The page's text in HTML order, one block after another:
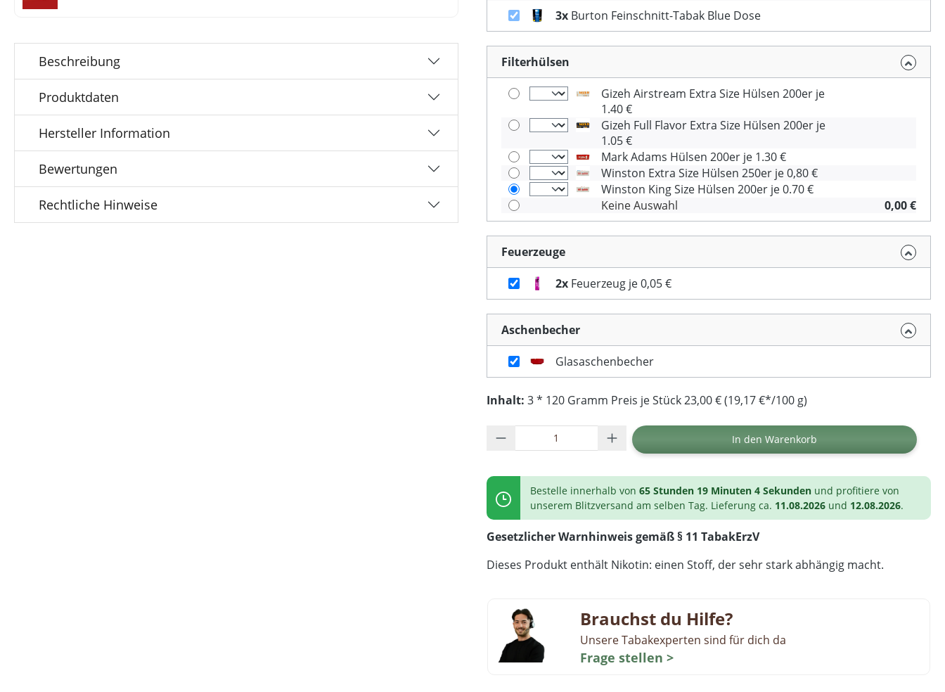
Beschreibung
Produktdaten
Hersteller Information
Bewertungen
Rechtliche Hinweise
3x Burton Feinschnitt-Tabak Blue Dose
Filterhülsen
Gizeh Airstream Extra Size Hülsen 200er je
1.40 €
Gizeh Full Flavor Extra Size Hülsen 200er je
1.05 €
Mark Adams Hülsen 200er je 1.30 €
Winston Extra Size Hülsen 250er je 0,80 €
Winston King Size Hülsen 200er je 0.70 €
Keine Auswahl
0,00 €
Feuerzeuge
2x Feuerzeug je 0,05 €
Aschenbecher
Glasaschenbecher
Inhalt: 3 * 120 Gramm Preis je Stück 23,00 € (19,17 €*/100 g)
Produkt Anzahl: Gib den gewünschten Wert ein oder
In den Warenkorb
Bestelle innerhalb von 65 Stunden 19 Minuten 4 Sekunden und profitiere von
unserem Blitzversand am selben Tag. Lieferung ca. 11.08.2026 und 12.08.2026.
Gesetzlicher Warnhinweis gemäß § 11 TabakErzV
Dieses Produkt enthält Nikotin: einen Stoff, der sehr stark abhängig macht.
Brauchst du Hilfe?
Unsere Tabakexperten sind für dich da
Frage stellen >